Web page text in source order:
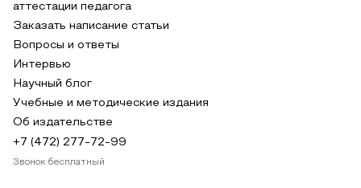
аттестации педагога
Заказать написание статьи
Вопросы и ответы
Интервью
Научный блог
Учебные и методические издания
Об издательстве
+7 (472) 277-72-99
Звонок бесплатный